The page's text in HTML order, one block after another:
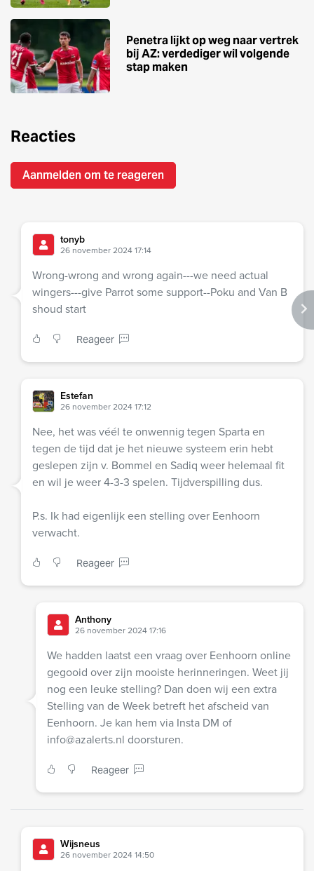
Penetra lijkt op weg naar vertrek
bij AZ: verdediger wil volgende
stap maken
Reacties
Aanmelden om te reageren
tonyb
26 november 2024 17:14
Wrong-wrong and wrong again---we need actual
wingers---give Parrot some support--Poku and Van B
shoud start
Reageer
Estefan
26 november 2024 17:12
Nee, het was véél te onwennig tegen Sparta en
tegen de tijd dat je het nieuwe systeem erin hebt
geslepen zijn v. Bommel en Sadiq weer helemaal fit
en wil je weer 4-3-3 spelen. Tijdverspilling dus.
P.s. Ik had eigenlijk een stelling over Eenhoorn
verwacht.
Reageer
Anthony
26 november 2024 17:16
We hadden laatst een vraag over Eenhoorn online
gegooid over zijn mooiste herinneringen. Weet jij
nog een leuke stelling? Dan doen wij een extra
Stelling van de Week betreft het afscheid van
Eenhoorn. Je kan hem via Insta DM of
info@azalerts.nl doorsturen.
Reageer
Wijsneus
26 november 2024 14:50